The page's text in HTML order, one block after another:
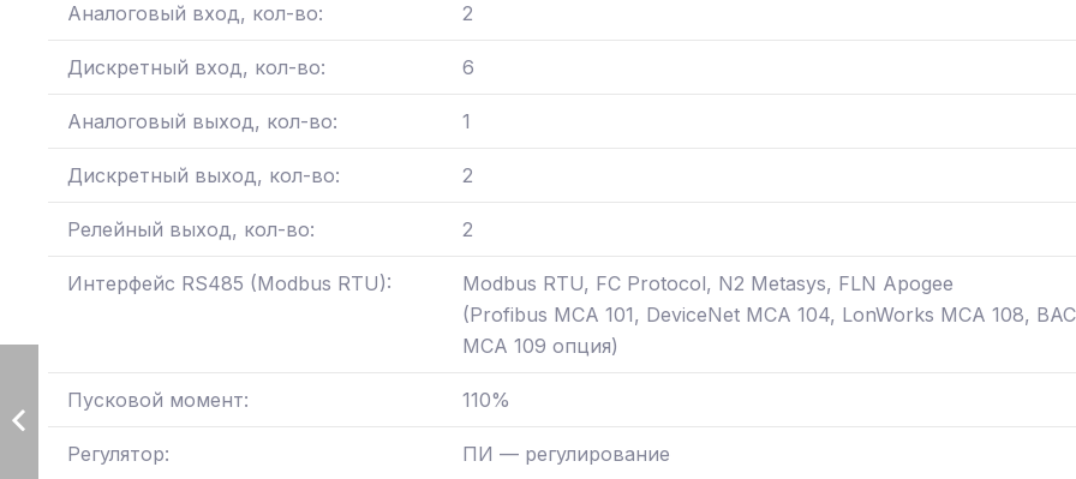
Аналоговый вход, кол-во: 2
Дискретный вход, кол-во: 6
Аналоговый выход, кол-во: 1
Дискретный выход, кол-во: 2
Релейный выход, кол-во: 2
Интерфейс RS485 (Modbus RTU):
Modbus RTU, FC Protocol, N2 Metasys, FLN Apogee
(Profibus MCA 101, DeviceNet MCA 104, LonWorks MCA 108,
MCA 109 опция)
Пусковой момент: 110%
Регулятор: ПИ — регулирование